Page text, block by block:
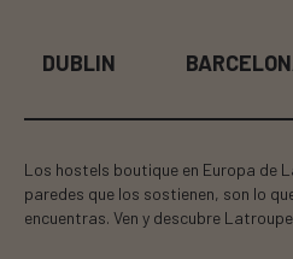
DUBLIN
Los hostels boutique en Europa de
paredes que los sostienen, son lo
encuentras. Ven y descubre